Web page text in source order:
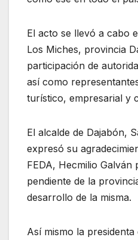
El acto se llevó a cabo
Los Miches, provincia
participación de
así como
turístico, empresarial y
El alcalde de Dajabón,
expresó su
FEDA, Hecmilio Galván
pendiente de la
desarrollo de la misma.
Así mismo la